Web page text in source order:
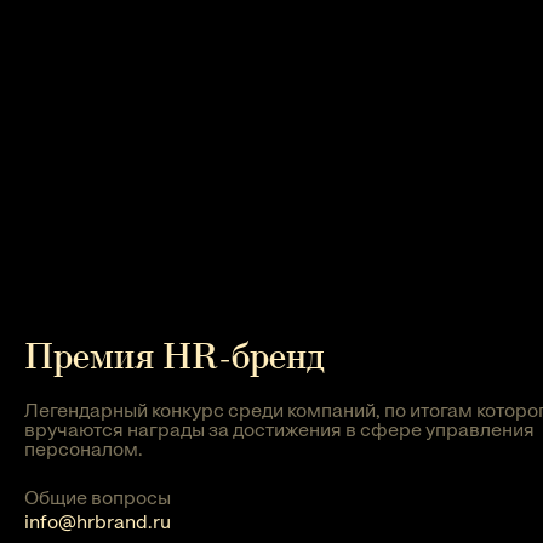
Премия HR-бренд
Легендарный конкурс среди компаний, по итогам
вручаются награды за достижения в сфере управления
персоналом.
Общие вопросы
info@hrbrand.ru